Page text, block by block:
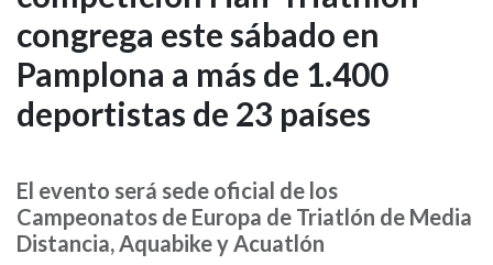
edición
de
competición
Half
congrega este sábado en
Pamplona a más de 1.400
deportistas de 23 países
El evento será sede oficial de los
Campeonatos de Europa de Triatlón de Media
Distancia, Aquabike y Acuatlón